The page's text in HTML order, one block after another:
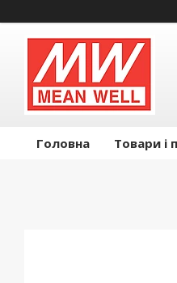
Головна Товари і